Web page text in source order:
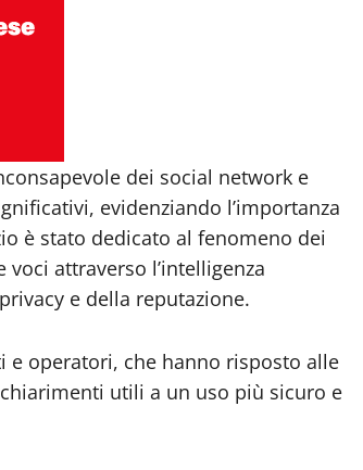
dei social network e
evidenziando l’importanza
è stato dedicato al fenomeno dei
attraverso l’intelligenza
e della reputazione.
e operatori, che hanno risposto alle
utili a un uso più sicuro e